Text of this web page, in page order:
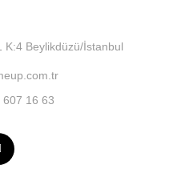
K:4 Beylikdüzü/İstanbul
607 16 63